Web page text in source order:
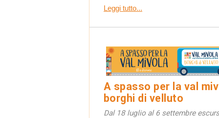
Leggi tutto...
A spasso per la val
borghi di velluto
Dal 18 luglio al 6 settembre